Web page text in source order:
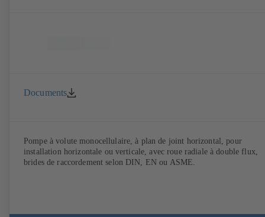
Documents
Pompe à volute monocellulaire, à plan de joint horizontal, pour
installation horizontale ou verticale, avec roue radiale à double flux,
brides de raccordement selon DIN, EN ou ASME.